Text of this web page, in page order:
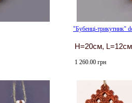
"Бубенці-трикутник"
H=20см, L=12см
1 260.00 грн